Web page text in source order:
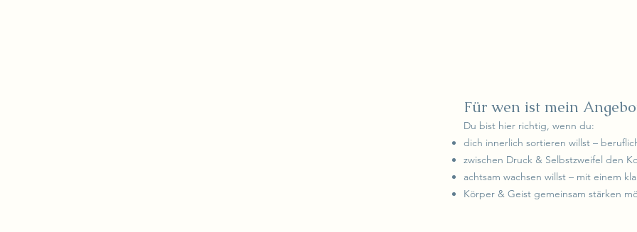
Für wen ist mein
Du bist hier richtig, wenn du:
dich innerlich sortieren willst –
zwischen Druck & Selbstzweifel den
achtsam wachsen willst – mit einem
Körper & Geist gemeinsam stärken